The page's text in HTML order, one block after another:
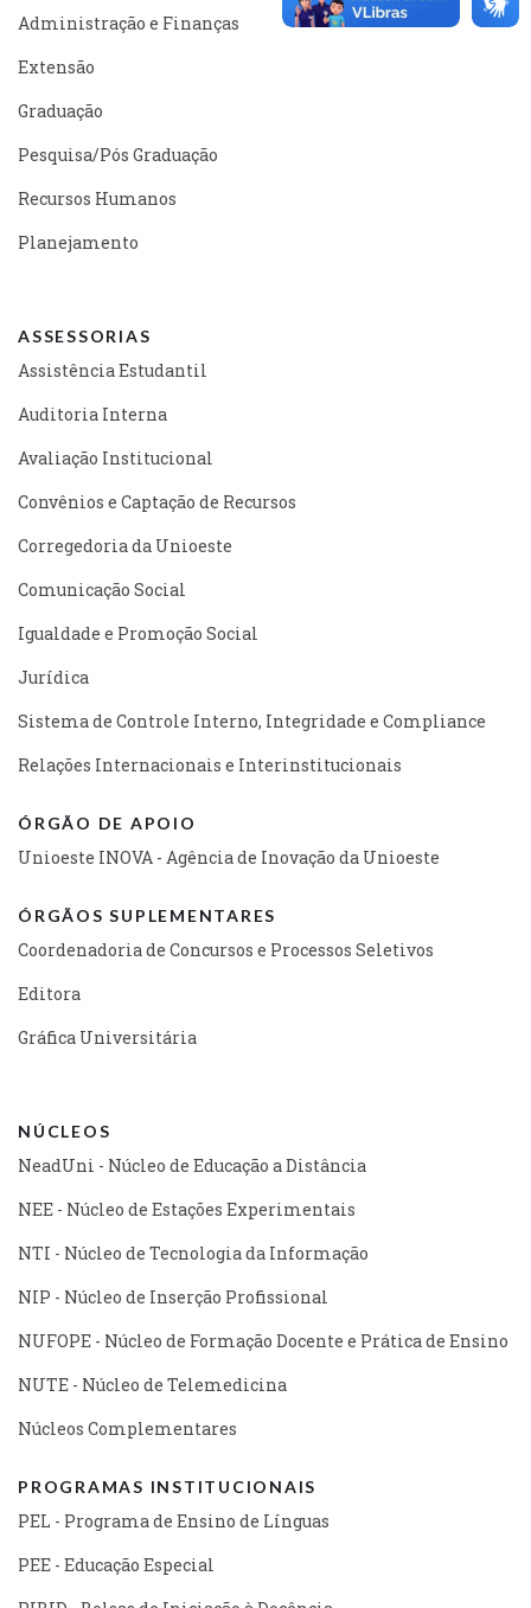
Administração e Finanças
Extensão
Graduação
Pesquisa/Pós Graduação
Recursos Humanos
Planejamento
ASSESSORIAS
Assistência Estudantil
Auditoria Interna
Avaliação Institucional
Convênios e Captação de Recursos
Corregedoria da Unioeste
Comunicação Social
Igualdade e Promoção Social
Jurídica
Sistema de Controle Interno, Integridade e Compliance
Relações Internacionais e Interinstitucionais
ÓRGÃO DE APOIO
Unioeste INOVA - Agência de Inovação da Unioeste
ÓRGÃOS SUPLEMENTARES
Coordenadoria de Concursos e Processos Seletivos
Editora
Gráfica Universitária
NÚCLEOS
NeadUni - Núcleo de Educação a Distância
NEE - Núcleo de Estações Experimentais
NTI - Núcleo de Tecnologia da Informação
NIP - Núcleo de Inserção Profissional
NUFOPE - Núcleo de Formação Docente e Prática de Ensino
NUTE - Núcleo de Telemedicina
Núcleos Complementares
PROGRAMAS INSTITUCIONAIS
PEL - Programa de Ensino de Línguas
PEE - Educação Especial